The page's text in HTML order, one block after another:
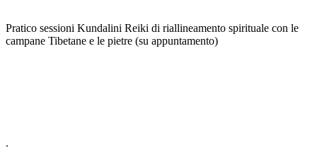
Pratico sessioni Kundalini Reiki di riallineamento spirituale con le
campane Tibetane e le pietre (su appuntamento)
.